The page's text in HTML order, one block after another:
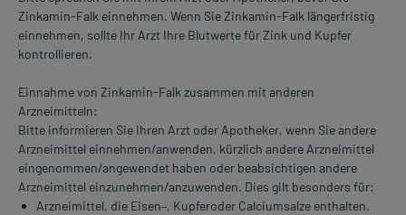
Zinkamin-Falk einnehmen. Wenn Sie Zinkamin-Falk längerfristig
einnehmen, sollte Ihr Arzt Ihre Blutwerte für Zink und Kupfer
kontrollieren.
Einnahme von Zinkamin-Falk zusammen mit anderen
Arzneimitteln:
Bitte informieren Sie Ihren Arzt oder Apotheker, wenn Sie andere
Arzneimittel einnehmen/anwenden, kürzlich andere Arzneimittel
eingenommen/angewendet haben oder beabsichtigen andere
Arzneimittel einzunehmen/anzuwenden. Dies gilt besonders für:
Arzneimittel, die Eisen–, Kupferoder Calciumsalze enthalten.